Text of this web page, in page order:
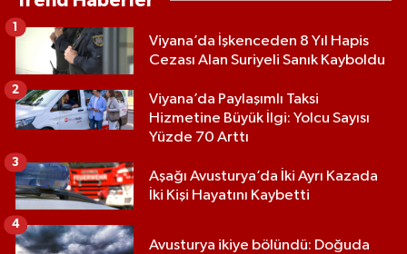
Viyana’da İşkenceden 8 Yıl Hapis
Cezası Alan Suriyeli Sanık Kayboldu
1
Viyana’da Paylaşımlı Taksi
Hizmetine Büyük İlgi: Yolcu Sayısı
Yüzde 70 Arttı
2
Aşağı Avusturya’da İki Ayrı Kazada
İki Kişi Hayatını Kaybetti
3
Avusturya ikiye bölündü: Doğuda
4